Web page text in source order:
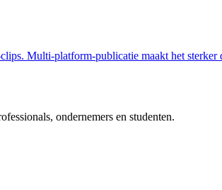
Multi-platform-publicatie maakt het sterker
ondernemers en studenten.